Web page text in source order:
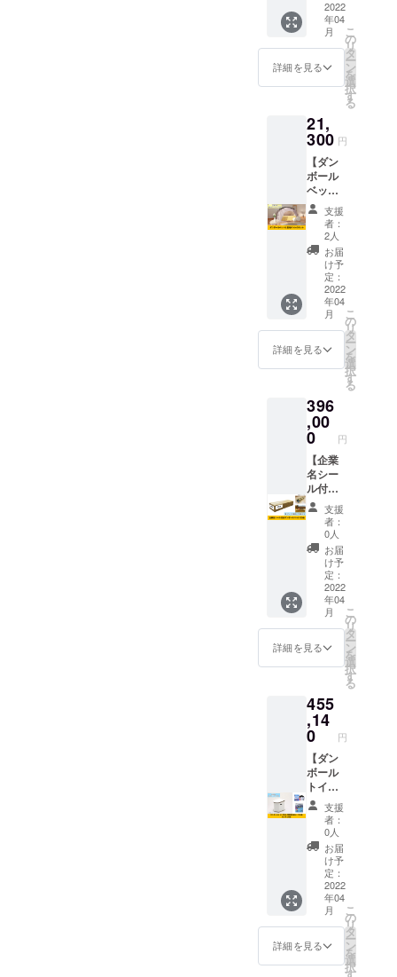
360mm
※送料込
みのお
値段で
す。
ダン
ボール
トイ
レ、5回
分の凝
固剤を3
袋、ポ
とお礼
のメッ
セージ
をお届
けしま
す。 ト
イレ
（強化
ダン
ボー
ル）ホ
ワイト
シート
仕上げ
・収納
時：
455×38
mm（2.
・組立
時：
340×41
5×405
mm（1.
5Kg）
・耐荷
重：
800kg
凝固
剤：1袋
（10g/
袋） ポ
ンチョ
サイ
ズ：
16cm×
15cm×
人～子
供用) 厚
み0.05
mm
(重
量:100g
) 素材：
ポリエ
チレン
内容
品：
1000×1
200mm
色：
シル
バー
・収納
袋付 ※
2022
年04
月
詳細を見る
こ
の
リ
タ
ー
ン
を
選
択
す
る
21,
300 円
【ダン
ボール
ベッド
と室内
テント
のセッ
ト】 軽
くて丈
夫なダ
ンボー
ルベッ
ドを1台
と室内
テン
ト、お
礼の
セージ
をお届
けしま
す。 ■
規格■
ダン
ボール
ベッド
寸法：
収納
時 長
1110×
幅370×
高さ
210mm
組立
時 長
さ
幅800×
高さ
360mm
室内用
テント
寸法：
組立
時
210×15
0×高さ
135cm
※送料込
みのお
値段で
す。
支援
者：
2人
お届
け予
定：
2022
年04
月
詳細を見る
こ
の
リ
タ
ー
ン
を
選
択
す
る
396
,00
0 円
【企業
名シー
ル付き
ダン
ボール
ベッド
30台】
企業名
シール
付きダ
ンボー
ルベッ
ドを30
台、お
届けし
たい企
お届け
しま
す。 企
業名
シール
は外箱
への貼
り付け
となり
ます。
※送料込
みのお
値段で
す。 ※
企業名
シール
に記載
したい
企業名
を備考
支援
者：
0人
お届
け予
定：
2022
年04
月
詳細を見る
こ
の
リ
タ
ー
ン
を
選
択
す
る
455
,14
0 円
【ダン
ボール
トイレ
30台・
凝固剤5
回分
×120
袋・ポ
ンチョ
付き】
ダン
ボール
トイレ
を30
台、5回
分の凝
支援
者：
0人
お届
け予
定：
2022
年04
月
詳細を見る
こ
の
リ
タ
ー
ン
を
選
択
す